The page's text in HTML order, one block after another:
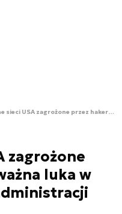
Federalne sieci USA zagrożone przez hakerów. Poważna luka w oprogramowaniu administracji
zagrożone
luka w